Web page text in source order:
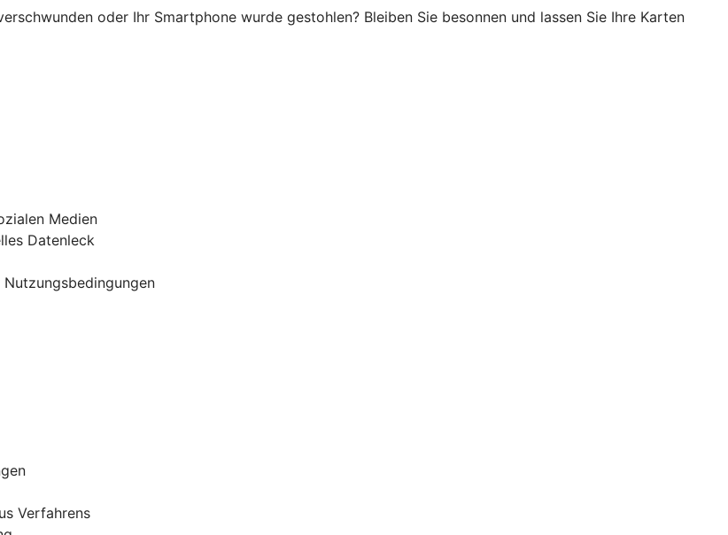
oder Ihr Smartphone wurde gestohlen? Bleiben Sie besonnen und lassen Sie Ihre Karten
Medien
Datenleck
Verfahrens